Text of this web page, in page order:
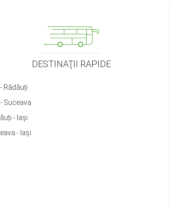
DESTINAŢII RAPIDE
Rădăuți
Suceava
- Iași
- Iași